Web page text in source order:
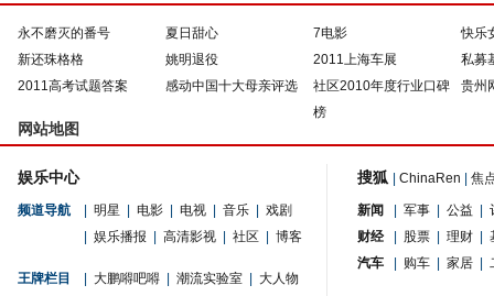
永不磨灭的番号 夏日甜心 7电影
快乐
新还珠格格
姚明退役 2011上海车展
私募
2011高考试题答案
感动中国十大母亲评选
社区2010年度行业口碑
榜
贵州
网站地图
娱乐中心
频道导航 明星 电影 电视 音乐
戏剧
娱乐播报 高清影视 社区 博客
王牌栏目 大鹏嘚吧嘚 潮流实验室
大人物
搜狐 ChinaRen 焦
新闻 军事 公益
财经
股票 理财
汽车
购车 家居